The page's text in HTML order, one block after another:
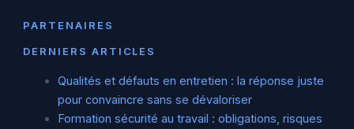
PARTENAIRES
DERNIERS ARTICLES
Qualités et défauts en entretien : la réponse juste
pour convaincre sans se dévaloriser
Formation sécurité au travail : obligations, risques